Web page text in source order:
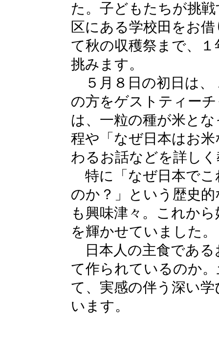
た。子どもたちが挑
区にある学校田をお
て秋の収穫祭まで、
挑みます。
５月８日の初日は、
の方をゲストティー
は、一粒の種が米と
程や「なぜ日本はお
わるお話などを詳し
特に「なぜ日本でこ
のか？」という歴史
も興味津々。これか
を輝かせていました。
日本人の主食である
て作られているのか
て、実感の伴う深い
います。